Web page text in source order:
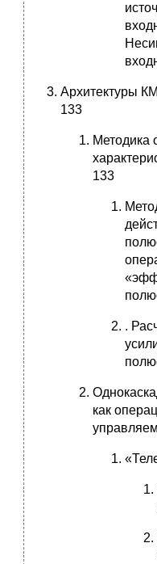
Архитектуры
133
Методика
133
.
как